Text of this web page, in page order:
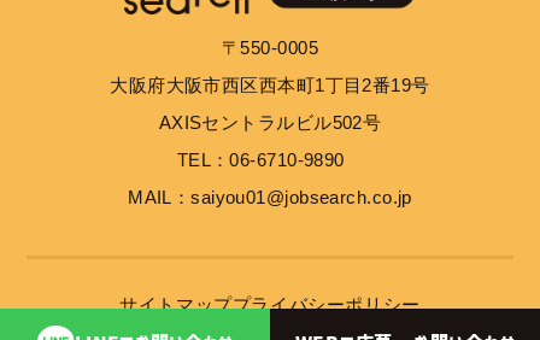
〒550-0005
大阪府大阪市西区西本町1丁目2番19号
AXISセントラルビル502号
TEL：06-6710-9890
MAIL：saiyou01@jobsearch.co.jp
サイトマッププライバシーポリシー